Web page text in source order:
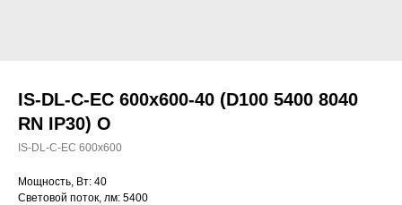
IS-DL-C-EC 600x600-40 (D100 5400 8040
RN IP30) O
IS-DL-C-EC 600x600
Мощность, Вт: 40
Световой поток, лм: 5400